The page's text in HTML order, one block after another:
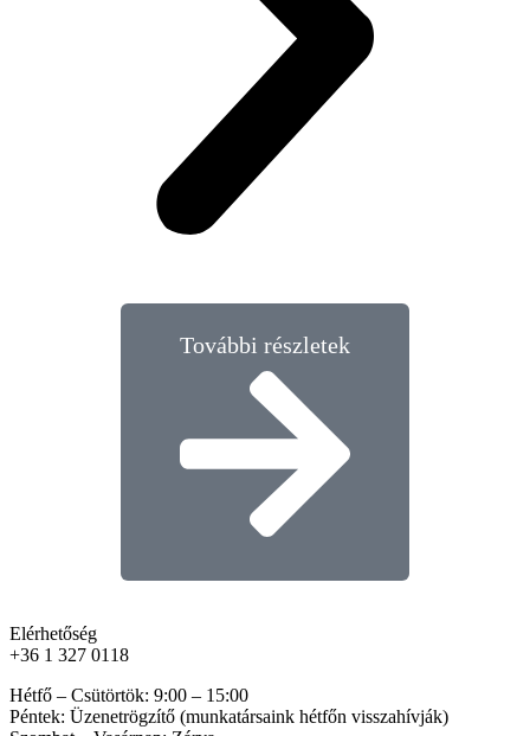
További részletek
Elérhetőség
+36 1 327 0118​
Hétfő – Csütörtök: 9:00 – 15:00
Péntek: Üzenetrögzítő (munkatársaink hétfőn visszahívják)